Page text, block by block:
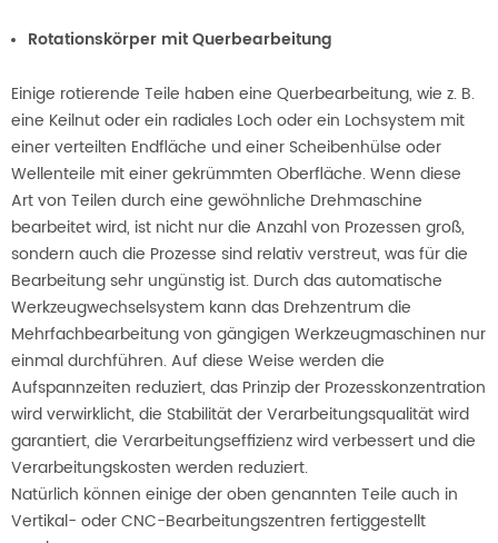
Rotationskörper mit Querbearbeitung
Einige rotierende Teile haben eine Querbearbeitung, wie z. B.
eine Keilnut oder ein radiales Loch oder ein Lochsystem mit
einer verteilten Endfläche und einer Scheibenhülse oder
Wellenteile mit einer gekrümmten Oberfläche. Wenn diese
Art von Teilen durch eine gewöhnliche Drehmaschine
bearbeitet wird, ist nicht nur die Anzahl von Prozessen groß,
sondern auch die Prozesse sind relativ verstreut, was für die
Bearbeitung sehr ungünstig ist. Durch das automatische
Werkzeugwechselsystem kann das Drehzentrum die
Mehrfachbearbeitung von gängigen Werkzeugmaschinen nur
einmal durchführen. Auf diese Weise werden die
Aufspannzeiten reduziert, das Prinzip der Prozesskonzentration
wird verwirklicht, die Stabilität der Verarbeitungsqualität wird
garantiert, die Verarbeitungseffizienz wird verbessert und die
Verarbeitungskosten werden reduziert.
Natürlich können einige der oben genannten Teile auch in
Vertikal- oder CNC-Bearbeitungszentren fertiggestellt